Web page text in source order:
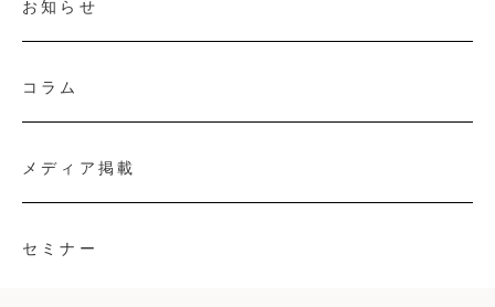
お知らせ
コラム
メディア掲載
セミナー